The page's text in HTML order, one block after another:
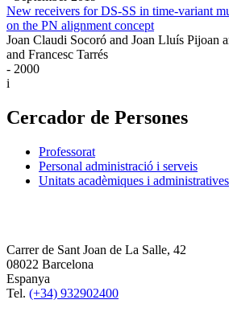
New receivers for DS-SS in time-variant
on the PN alignment concept
Joan Claudi Socoró and Joan Lluís Pijoan
and Francesc Tarrés
- 2000
i
Cercador de Persones
Professorat
Personal administració i serveis
Unitats acadèmiques i administratives
Carrer de Sant Joan de La Salle, 42
08022 Barcelona
Espanya
Tel. (+34) 932902400